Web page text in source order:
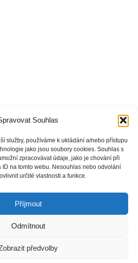
Souhlas
služby, používáme k ukládání a/nebo přístupu
jako jsou soubory cookies. Souhlas s
zpracovávat údaje, jako je chování při
na tomto webu. Nesouhlas nebo odvolání
určité vlastnosti a funkce.
Příjmout
Odmítnout
předvolby
SEO